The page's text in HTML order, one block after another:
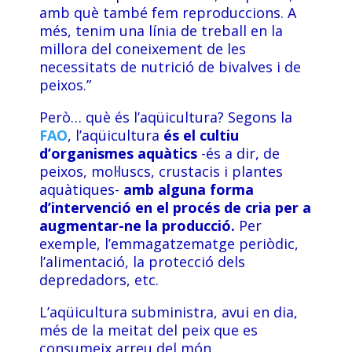
amb què també fem reproduccions. A
més, tenim una línia de treball en la
millora del coneixement de les
necessitats de nutrició de bivalves i de
peixos.”
Però… què és l’aqüicultura? Segons la
FAO, l’aqüicultura és el cultiu
d’organismes aquàtics -és a dir, de
peixos, mol·luscs, crustacis i plantes
aquàtiques- amb alguna forma
d’intervenció en el procés de cria per a
augmentar-ne la producció. Per
exemple, l’emmagatzematge periòdic,
l’alimentació, la protecció dels
depredadors, etc.
L’aqüicultura subministra, avui en dia,
més de la meitat del peix que es